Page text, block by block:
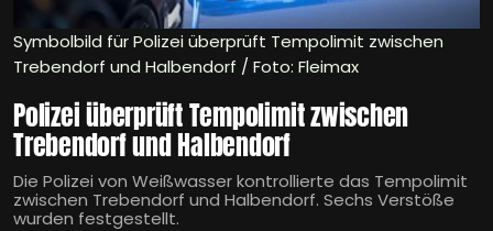
Symbolbild für Polizei überprüft Tempolimit zwischen
Trebendorf und Halbendorf / Foto: Fleimax
Polizei überprüft Tempolimit zwischen
Trebendorf und Halbendorf
Die Polizei von Weißwasser kontrollierte das Tempolimit
zwischen Trebendorf und Halbendorf. Sechs Verstöße
wurden festgestellt.